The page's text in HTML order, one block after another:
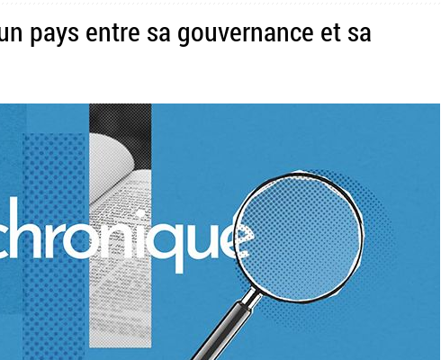
pays entre sa gouvernance et sa